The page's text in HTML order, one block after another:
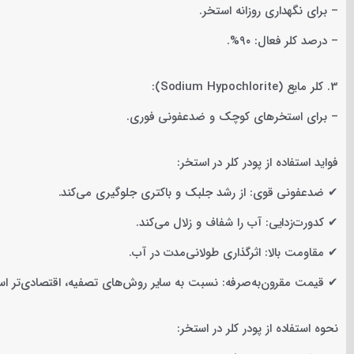
– برای نگهداری روزانه استخر.
– درصد کلر فعال: ۹۰%.
3. کلر مایع (Sodium Hypochlorite):
– برای استخرهای کوچک و ضدعفونی فوری.
فواید استفاده از پودر کلر در استخر:
✔ ضدعفونی قوی: از رشد جلبک و باکتری جلوگیری می‌کند.
✔ کدورت‌زدایی: آب را شفاف و زلال می‌کند.
✔ مقاومت بالا: اثرگذاری طولانی‌مدت در آب.
✔ قیمت مقرون‌به‌صرفه: نسبت به سایر روش‌های تصفیه، اقتصادی‌تر
نحوه استفاده از پودر کلر در استخر: